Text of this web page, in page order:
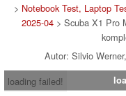
> Notebook Test, Laptop
2025-04 > Scuba X1 Pro
Autor: Silvio
loading failed!